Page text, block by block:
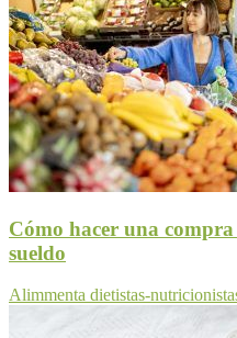
Cómo hacer una
sueldo
Alimmenta dietistas-